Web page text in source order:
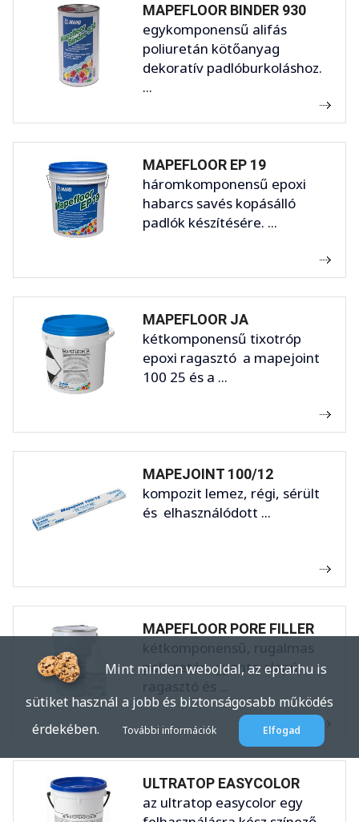
MAPEFLOOR BINDER 930
egykomponensű alifás
poliuretán kötőanyag
dekoratív padlóburkoláshoz.
...
MAPEFLOOR EP 19
háromkomponensű epoxi
habarcs savés kopásálló
padlók készítésére. ...
MAPEFLOOR JA
kétkomponensű tixotróp
epoxi ragasztó a mapejoint
100 25 és a ...
MAPEJOINT 100/12
kompozit lemez, régi, sérült
és elhasználódott ...
MAPEFLOOR PORE FILLER
kétkomponensű, rugalmas
poliuretán gyanta alapú
ragasztó és ...
ULTRATOP EASYCOLOR
az ultratop easycolor egy
Mint minden weboldal, az eptar.hu is
sütiket használ a jobb és biztonságosabb működés
érdekében.
További információk Elfogad